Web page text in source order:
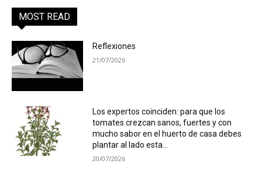
MOST READ
Reflexiones
21/07/2026
Los expertos coinciden: para que los
tomates crezcan sanos, fuertes y con
mucho sabor en el huerto de casa debes
plantar al lado esta...
20/07/2026